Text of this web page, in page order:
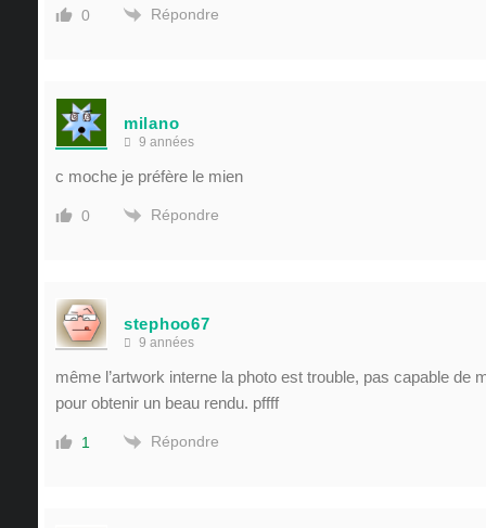
0 Répondre
milano
9 années
c moche je préfère le mien
0 Répondre
stephoo67
9 années
même l’artwork interne la photo est trouble, pas capable de
pour obtenir un beau rendu. pffff
1 Répondre